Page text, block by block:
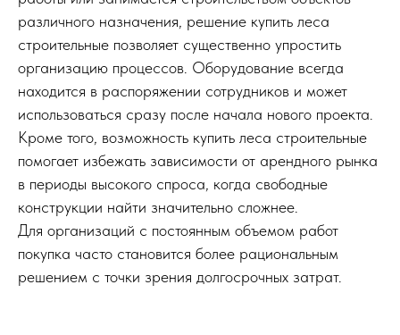
различного назначения, решение купить леса
строительные позволяет существенно упростить
организацию процессов. Оборудование всегда
находится в распоряжении сотрудников и может
использоваться сразу после начала нового проекта.
Кроме того, возможность купить леса строительные
помогает избежать зависимости от арендного рынка
в периоды высокого спроса, когда свободные
конструкции найти значительно сложнее.
Для организаций с постоянным объемом работ
покупка часто становится более рациональным
решением с точки зрения долгосрочных затрат.